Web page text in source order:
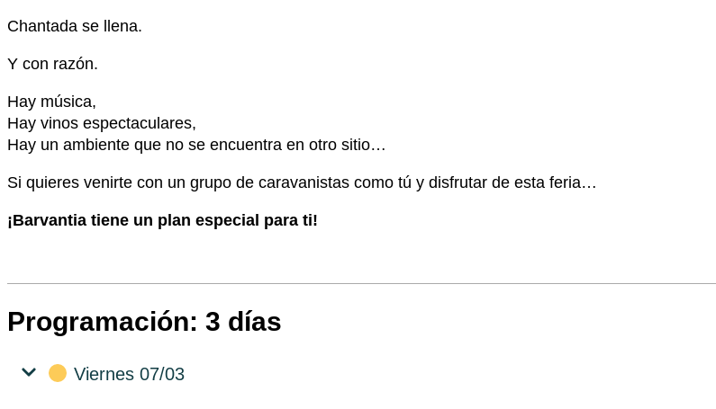
Chantada se llena.
Y con razón.
Hay música,
Hay vinos espectaculares,
Hay un ambiente que no se encuentra en otro sitio…
Si quieres venirte con un grupo de caravanistas como tú y disfrutar de esta feria…
¡Barvantia tiene un plan especial para ti!
Programación: 3 días
Viernes 07/03